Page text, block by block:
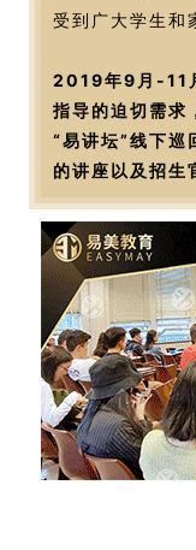
受到广大学生和
2019年9月-11
指导的迫切需求
“易讲坛”线下巡
的讲座以及招生